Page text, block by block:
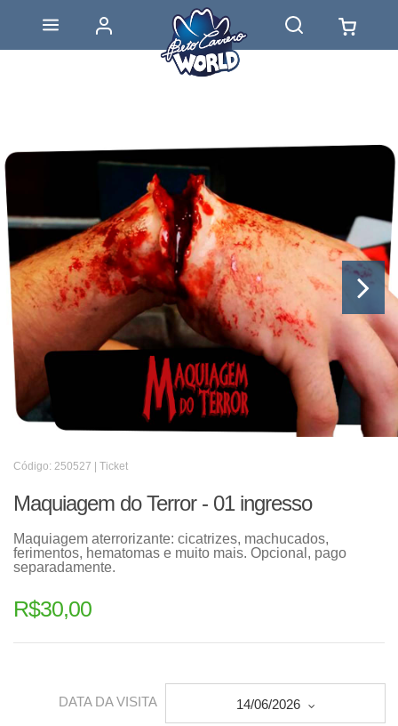
Código: 250527 | Ticket
Maquiagem do Terror - 01 ingresso
Maquiagem aterrorizante: cicatrizes, machucados,
ferimentos, hematomas e muito mais. Opcional, pago
separadamente.
R$30,00
DATA DA VISITA 14/06/2026